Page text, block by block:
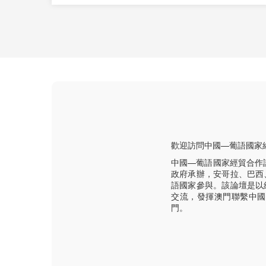
歡迎訪問中國—葡語國家
中國—葡語國家經貿合作
政府承辦，安哥拉、巴
語國家參與。該論壇是
交流，發揮澳門聯繫中
門。